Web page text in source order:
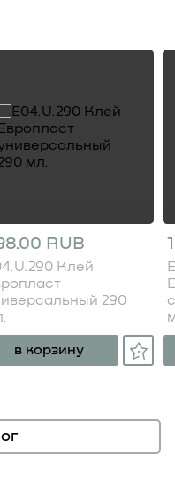
RUB
Клей
290
в корзину